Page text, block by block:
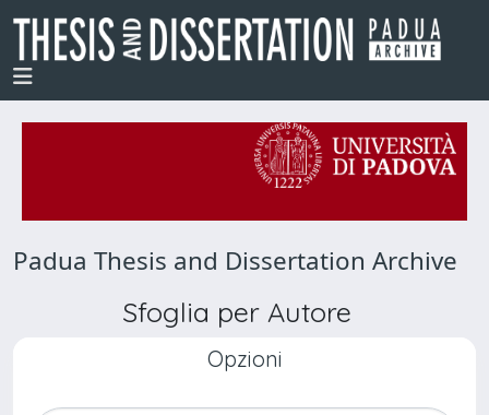
Padua Thesis and Dissertation Archive
Sfoglia per Autore
Opzioni